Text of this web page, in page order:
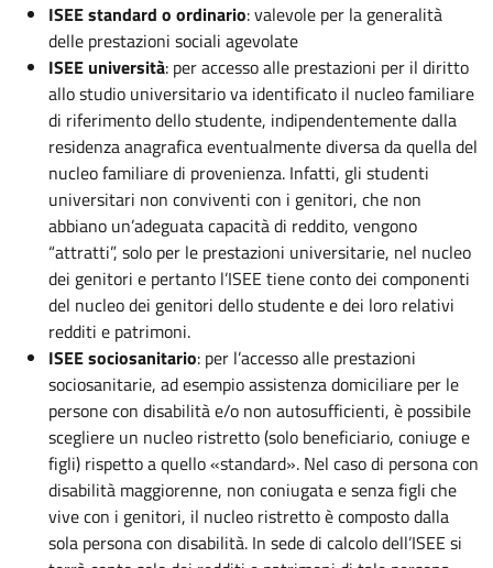
ISEE standard o ordinario: valevole per la generalità
delle prestazioni sociali agevolate
ISEE università: per accesso alle prestazioni per il diritto
allo studio universitario va identificato il nucleo familiare
di riferimento dello studente, indipendentemente dalla
residenza anagrafica eventualmente diversa da quella del
nucleo familiare di provenienza. Infatti, gli studenti
universitari non conviventi con i genitori, che non
abbiano un’adeguata capacità di reddito, vengono
“attratti”, solo per le prestazioni universitarie, nel nucleo
dei genitori e pertanto l’ISEE tiene conto dei componenti
del nucleo dei genitori dello studente e dei loro relativi
redditi e patrimoni.
ISEE sociosanitario: per l’accesso alle prestazioni
sociosanitarie, ad esempio assistenza domiciliare per le
persone con disabilità e/o non autosufficienti, è possibile
scegliere un nucleo ristretto (solo beneficiario, coniuge e
figli) rispetto a quello «standard». Nel caso di persona con
disabilità maggiorenne, non coniugata e senza figli che
vive con i genitori, il nucleo ristretto è composto dalla
sola persona con disabilità. In sede di calcolo dell’ISEE si